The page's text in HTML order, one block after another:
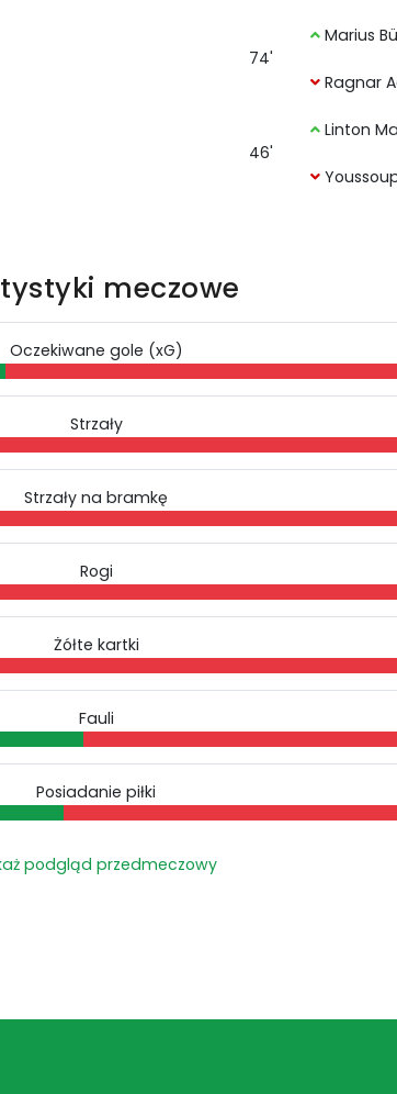
74'
Marius
Ragnar
46'
Linton
meczowe
Oczekiwane gole (xG)
Strzały
Strzały na bramkę
Rogi
Żółte kartki
Fauli
Posiadanie piłki
podgląd przedmeczowy